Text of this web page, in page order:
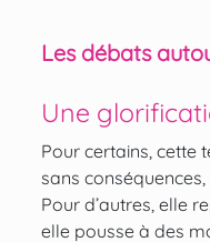
Les débats
Une
Pour certains, cette
sans
Pour d’autres, elle
elle pousse à des